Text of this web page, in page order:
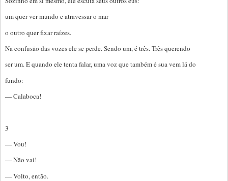
um quer ver mundo e atravessar o mar
o outro quer fixar raízes.
Na confusão das vozes ele se perde. Sendo um, é três. Três querendo
ser um. E quando ele tenta falar, uma voz que também é sua vem lá do
fundo:
— Calaboca!
3
— Vou!
— Não vai!
— Volto, então.